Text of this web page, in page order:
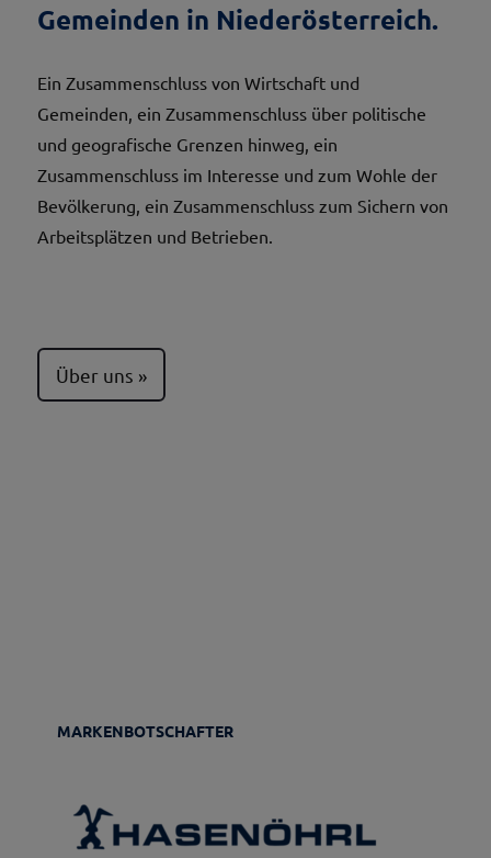
Gemeinden in Niederösterreich.
Ein Zusammenschluss von Wirtschaft und
Gemeinden, ein Zusammenschluss über politische
und geografische Grenzen hinweg, ein
Zusammenschluss im Interesse und zum Wohle der
Bevölkerung, ein Zusammenschluss zum Sichern von
Arbeitsplätzen und Betrieben.
Über uns
MARKENBOTSCHAFTER